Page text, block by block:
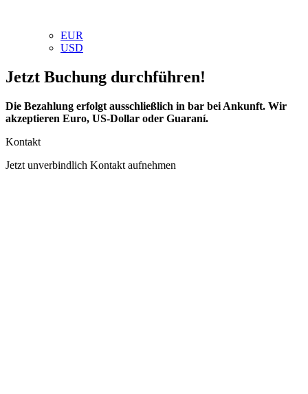
EUR
USD
Jetzt Buchung durchführen!
Die Bezahlung erfolgt ausschließlich in bar bei Ankunft. Wir
akzeptieren Euro, US-Dollar oder Guaraní.
Kontakt
Jetzt unverbindlich Kontakt aufnehmen